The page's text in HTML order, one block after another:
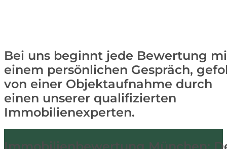
Bei uns beginnt jede Bewertung
einem persönlichen Gespräch,
von einer Objektaufnahme durch
einen unserer qualifizierten
Immobilienexperten.